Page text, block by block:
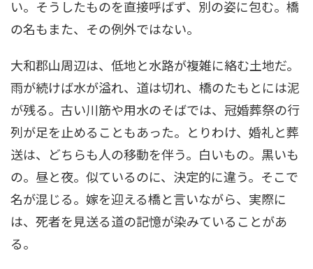
い。そうしたものを直接呼ばず、別の姿に包む。橋
の名もまた、その例外ではない。
大和郡山周辺は、低地と水路が複雑に絡む土地だ。
雨が続けば水が溢れ、道は切れ、橋のたもとには泥
が残る。古い川筋や用水のそばでは、冠婚葬祭の行
列が足を止めることもあった。とりわけ、婚礼と葬
送は、どちらも人の移動を伴う。白いもの。黒いも
の。昼と夜。似ているのに、決定的に違う。そこで
名が混じる。嫁を迎える橋と言いながら、実際に
は、死者を見送る道の記憶が染みていることがあ
る。